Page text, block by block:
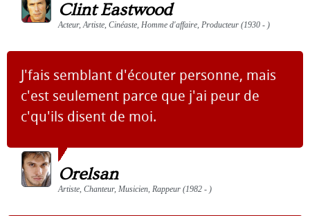
Clint Eastwood
Acteur, Artiste, Cinéaste, Homme d'affaire, Producteur (1930 - )
J'fais semblant d'écouter personne, mais
c'est seulement parce que j'ai peur de
c'qu'ils disent de moi.
Orelsan
Artiste, Chanteur, Musicien, Rappeur (1982 - )